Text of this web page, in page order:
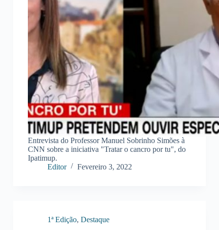
Entrevista do Professor Manuel Sobrinho Simões à
CNN sobre a iniciativa "Tratar o cancro por tu", do
Ipatimup.
Editor
Fevereiro 3, 2022
1ª Edição, Destaque